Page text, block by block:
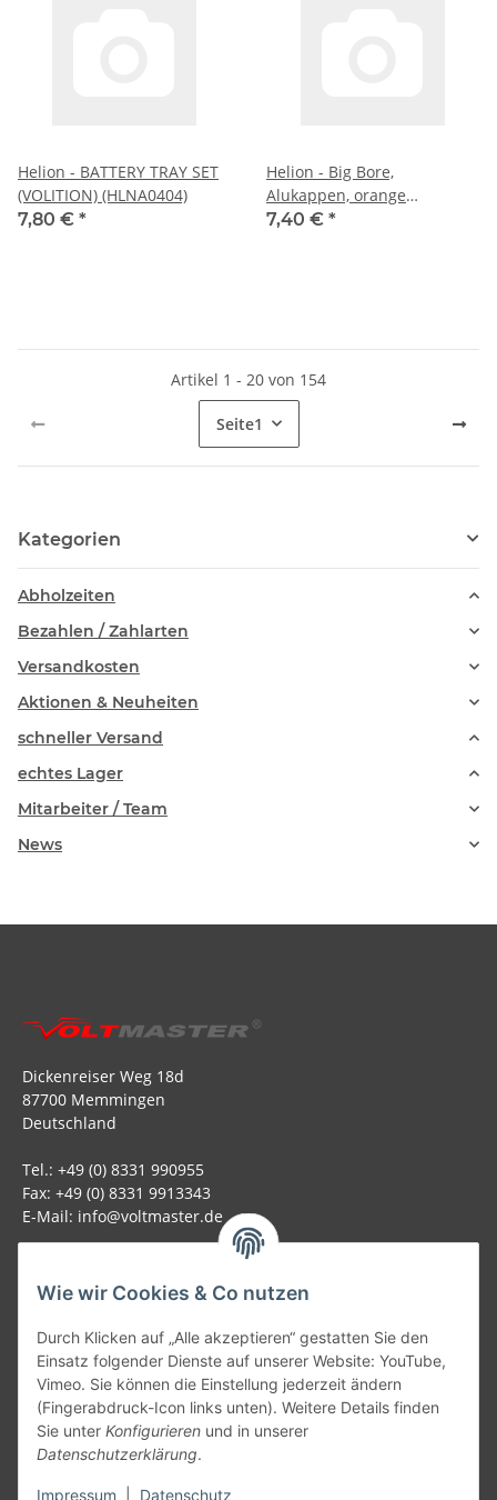
Wie wir Cookies & Co nutzen
Durch Klicken auf „Alle akzeptieren“ gestatten Sie den
Einsatz folgender Dienste auf unserer Website: YouTube,
Vimeo. Sie können die Einstellung jederzeit ändern
(Fingerabdruck-Icon links unten). Weitere Details finden
Sie unter Konfigurieren und in unserer
Datenschutzerklärung.
Impressum Datenschutz
Helion - BATTERY TRAY SET
(VOLITION) (HLNA0404)
7,80 € *
Helion - Big Bore,
Alukappen, orange
(Dominus) (HLNA0238)
7,40 € *
Artikel 1 - 20 von 154
Seite1
Kategorien
Abholzeiten
Bezahlen / Zahlarten
Versandkosten
Aktionen & Neuheiten
schneller Versand
echtes Lager
Mitarbeiter / Team
News
Dickenreiser Weg 18d
87700 Memmingen
Deutschland
Tel.: +49 (0) 8331 990955
Fax: +49 (0) 8331 9913343
E-Mail: info@voltmaster.de
Allgemein
Teil unseres Netzwerks:
SmoliTec - Safety. Simplified. Worldwide. ( B2B Shop )